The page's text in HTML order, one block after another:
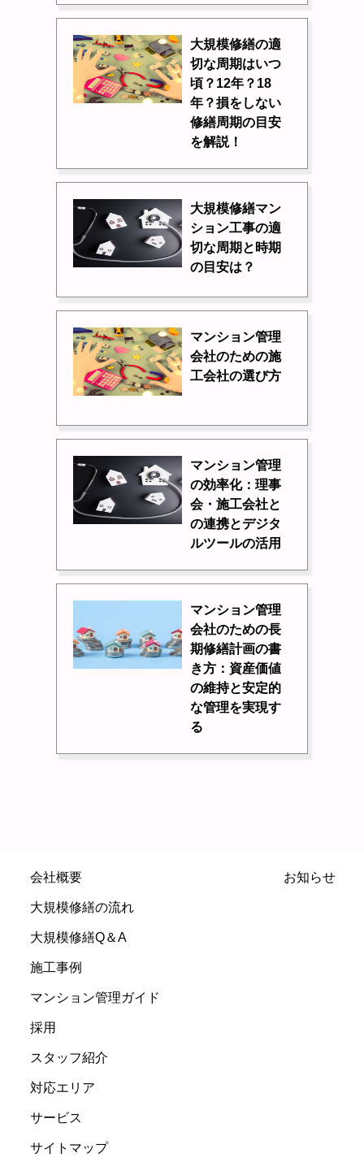
大規模修繕の適
切な周期はいつ
頃？12年？18
年？損をしない
修繕周期の目安
を解説！
大規模修繕マン
ション工事の適
切な周期と時期
の目安は？
マンション管理
会社のための施
工会社の選び方
マンション管理
の効率化：理事
会・施工会社と
の連携とデジタ
ルツールの活用
マンション管理
会社のための長
期修繕計画の書
き方：資産価値
の維持と安定的
な管理を実現す
る
会社概要
大規模修繕の流れ
大規模修繕Q＆A
施工事例
マンション管理ガイド
採用
スタッフ紹介
対応エリア
サービス
サイトマップ
お知らせ